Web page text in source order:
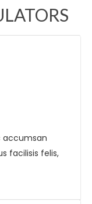
accumsan
facilisis felis,